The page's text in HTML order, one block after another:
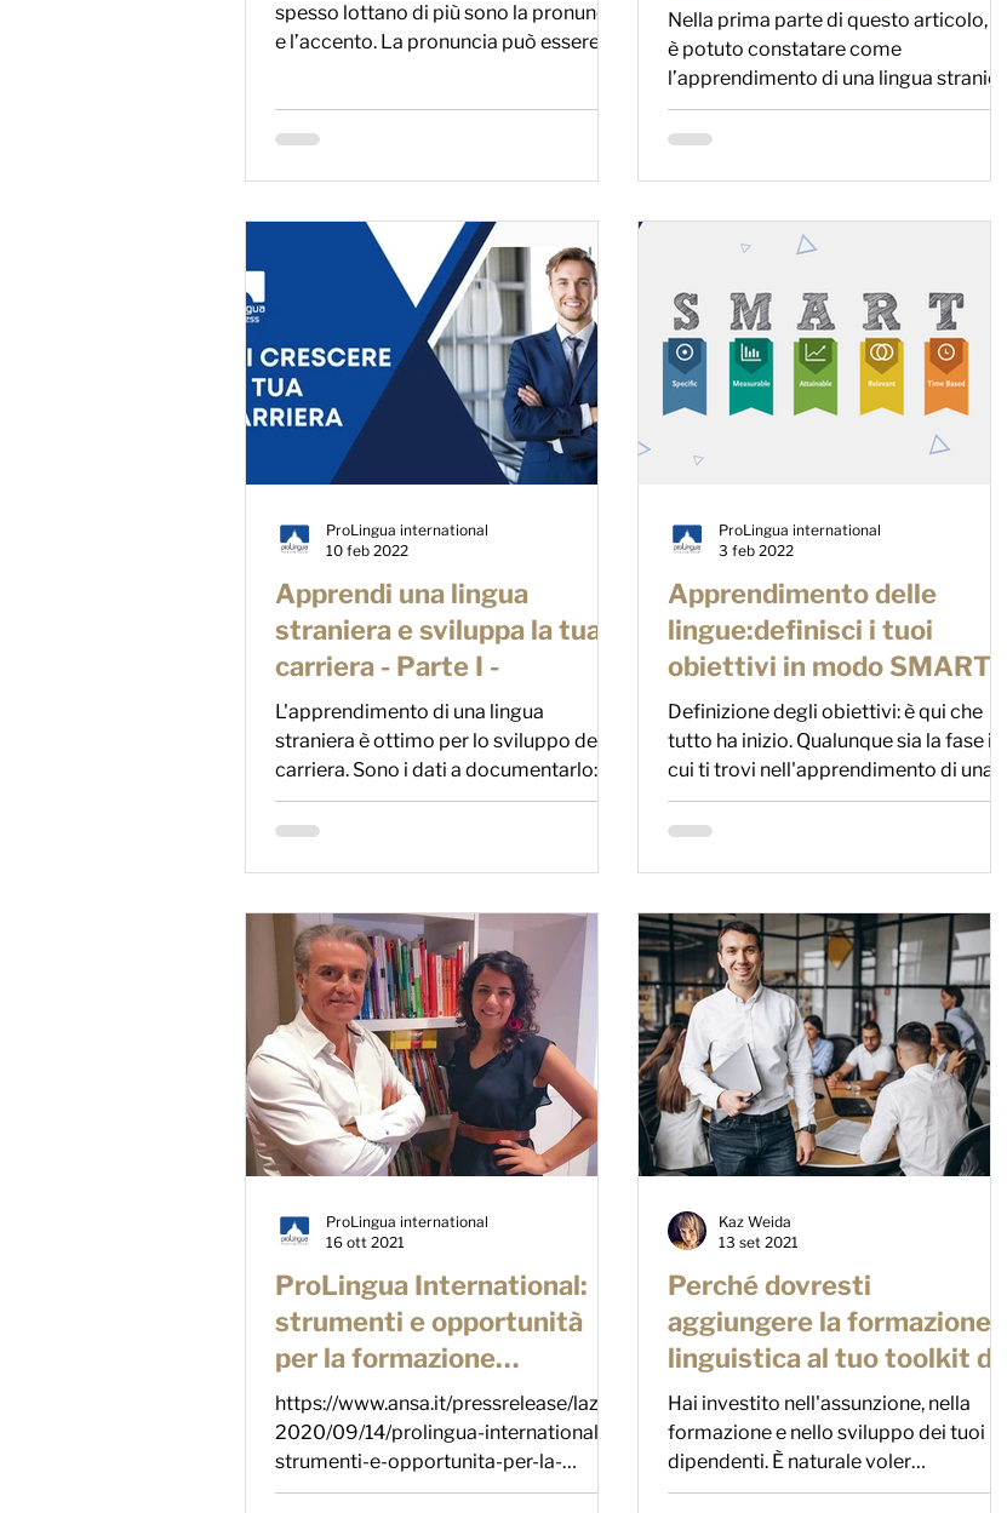
spesso lottano di più sono la pronuncia
e l’accento. La pronuncia può essere
Nella prima parte di questo articolo, si
è potuto constatare come
l’apprendimento di una lingua straniera
possa aiutarti a sviluppare...
Apprendi una lingua
straniera e sviluppa la tua
carriera - Parte I -
L'apprendimento di una lingua
straniera è ottimo per lo sviluppo della
carriera. Sono i dati a documentarlo:
grazie alla conoscenza di...
ProLingua international
10 feb 2022
Apprendimento delle
lingue:definisci i tuoi
obiettivi in modo SMART
Definizione degli obiettivi: è qui che
tutto ha inizio. Qualunque sia la fase in
cui ti trovi nell'apprendimento di una
lingua, senza...
ProLingua international
3 feb 2022
ProLingua International:
strumenti e opportunità
per la formazione
linguistica in azienda - su
ansa
https://www.ansa.it/pressrelease/lazio/
2020/09/14/prolingua-international-
strumenti-e-opportunita-per-la-
formazione-linguistica-in-aziend...
ProLingua international
16 ott 2021
Perché dovresti
aggiungere la formazione
linguistica al tuo toolkit di
fidelizzazione dei
dipendenti
Hai investito nell'assunzione, nella
formazione e nello sviluppo dei tuoi
dipendenti. È naturale voler
raccoglierne i frutti ed avere una...
Kaz Weida
13 set 2021